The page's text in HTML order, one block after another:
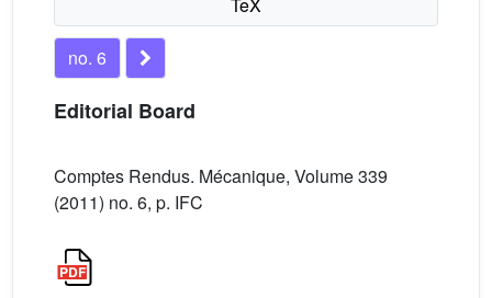
no. 6
Editorial Board
Comptes Rendus. Mécanique, Volume 339
(2011) no. 6, p. IFC